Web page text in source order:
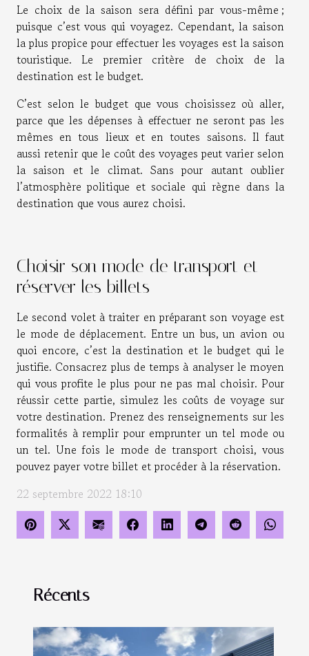
Le choix de la saison sera défini par vous-même ;
puisque c’est vous qui voyagez. Cependant, la saison
la plus propice pour effectuer les voyages est la saison
touristique. Le premier critère de choix de la
destination est le budget.
C’est selon le budget que vous choisissez où aller,
parce que les dépenses à effectuer ne seront pas les
mêmes en tous lieux et en toutes saisons. Il faut
aussi retenir que le coût des voyages peut varier selon
la saison et le climat. Sans pour autant oublier
l’atmosphère politique et sociale qui règne dans la
destination que vous aurez choisi.
Choisir son mode de transport et
réserver les billets
Le second volet à traiter en préparant son voyage est
le mode de déplacement. Entre un bus, un avion ou
quoi encore, c’est la destination et le budget qui le
justifie. Consacrez plus de temps à analyser le moyen
qui vous profite le plus pour ne pas mal choisir. Pour
réussir cette partie, simulez les coûts de voyage sur
votre destination. Prenez des renseignements sur les
formalités à remplir pour emprunter un tel mode ou
un tel. Une fois le mode de transport choisi, vous
pouvez payer votre billet et procéder à la réservation.
22 septembre 2022 18:10
Récents